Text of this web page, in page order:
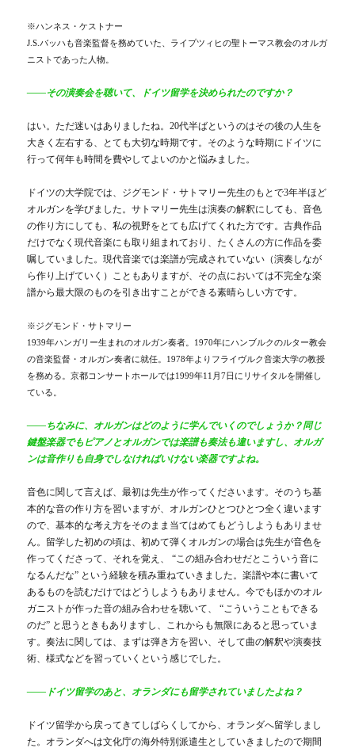
※ハンネス・ケストナー
J.S.バッハも音楽監督を務めていた、ライプツィヒの聖トーマス教会のオルガ
ニストであった人物。
――その演奏会を聴いて、ドイツ留学を決められたのですか？
はい。ただ迷いはありましたね。20代半ばというのはその後の人生を
大きく左右する、とても大切な時期です。そのような時期にドイツに
行って何年も時間を費やしてよいのかと悩みました。
ドイツの大学院では、ジグモンド・サトマリー先生のもとで3年半ほど
オルガンを学びました。サトマリー先生は演奏の解釈にしても、音色
の作り方にしても、私の視野をとても広げてくれた方です。古典作品
だけでなく現代音楽にも取り組まれており、たくさんの方に作品を委
嘱していました。現代音楽では楽譜が完成されていない（演奏しなが
ら作り上げていく）こともありますが、その点においては不完全な楽
譜から最大限のものを引き出すことができる素晴らしい方です。
※ジグモンド・サトマリー
1939年ハンガリー生まれのオルガン奏者。1970年にハンブルクのルター教会
の音楽監督・オルガン奏者に就任。1978年よりフライヴルク音楽大学の教授
を務める。京都コンサートホールでは1999年11月7日にリサイタルを開催し
ている。
――ちなみに、オルガンはどのように学んでいくのでしょうか？同じ
鍵盤楽器でもピアノとオルガンでは楽譜も奏法も違いますし、オルガ
ンは音作りも自身でしなければいけない楽器ですよね。
音色に関して言えば、最初は先生が作ってくださいます。そのうち基
本的な音の作り方を習いますが、オルガンひとつひとつ全く違います
ので、基本的な考え方をそのまま当てはめてもどうしようもありませ
ん。留学した初めの頃は、初めて弾くオルガンの場合は先生が音色を
作ってくださって、それを覚え、 “この組み合わせだとこういう音に
なるんだな” という経験を積み重ねていきました。楽譜や本に書いて
あるものを読むだけではどうしようもありません。今でもほかのオル
ガニストが作った音の組み合わせを聴いて、 “こ ういうこともできる
のだ” と思うときもありますし、これからも無限にあると思っていま
す。奏法に関しては、まずは弾き方を習い、そして曲の解釈や演奏技
術、様式などを習っていくという感じでした。
――ドイツ留学のあと、オランダにも留学されていましたよね？
ドイツ留学から戻ってきてしばらくしてから、オランダへ留学しまし
た。オランダへは文化庁の海外特別派遣生としていきましたので期間